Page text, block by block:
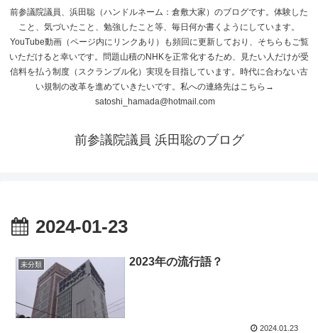
前参議院議員、浜田聡（ハンドルネーム：倉敷大家）のブログです。体験した
こと、気づいたこと、勉強したこと等、毎日何か書くようにしています。
YouTube動画（ページ内にリンクあり）も頻回に更新しており、そちらもご覧
いただけると幸いです。問題山積のNHKを正常化するため、見たい人だけが受
信料を払う制度（スクランブル化）実現を目指しています。時代に合わない古
い規制の改革を進めていきたいです。私への連絡先はこちら→
satoshi_hamada@hotmail.com
前参議院議員 浜田聡のブログ
2024-01-23
未分類 2023年の流行語？
2024.01.23